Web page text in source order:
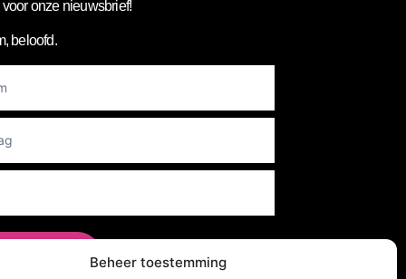
Beheer toestemming
voor onze nieuwsbrief!
beloofd.